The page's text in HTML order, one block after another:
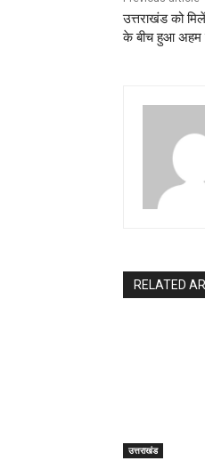
उत्तराखंड को
के बीच हुआ अहम
RELATED
उत्तराखंड